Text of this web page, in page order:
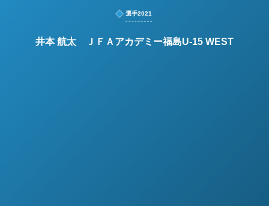
選手2021
井本 航太 ＪＦＡアカデミー福島U-15 WEST